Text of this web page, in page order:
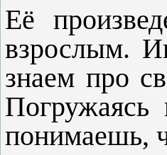
Её
взрослым.
знаем про
Погружаясь
понимаешь,